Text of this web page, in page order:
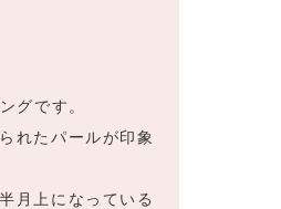
グです。
れたパールが印象
月上になっている